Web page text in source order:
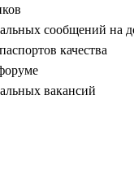
сообщений на
качества
вакансий